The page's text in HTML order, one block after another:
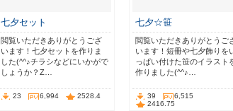
七夕セット
閲覧いただきありがとうござ
います！七夕セットを作りま
した(^^♪チラシなどにいかがで
しょうか？Z…
23 6,994 2528.4
七夕☆笹
閲覧いただきありがとうご
います！短冊や七夕飾りを
っぱい付けた笹のイラスト
作りました(^^♪…
39
6,515
2416.75